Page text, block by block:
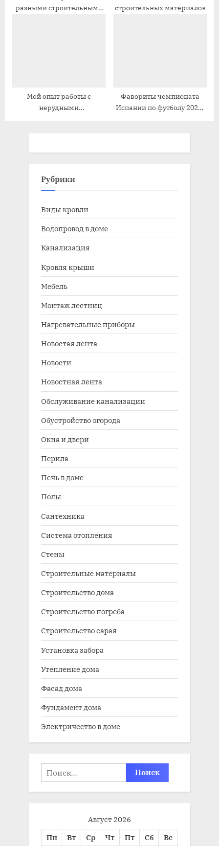
разными строительными
строительных материалов
Мой опыт работы с
нерудными
Фавориты чемпионата
Испании по футболу 2022-
Рубрики
Виды кровли
Водопровод в доме
Канализация
Кровля крыши
Мебель
Монтаж лестниц
Нагревательные приборы
Новостая лента
Новости
Новостная лента
Обслуживание канализации
Обустройство огорода
Окна и двери
Перила
Печь в доме
Полы
Сантехника
Система отопления
Стены
Строительные материалы
Строительство дома
Строительство погреба
Строительство сарая
Установка забора
Утепление дома
Фасад дома
Фундамент дома
Электричество в доме
Найти:
Август 2026
Пн
Вт Ср Чт Пт Сб
Вс